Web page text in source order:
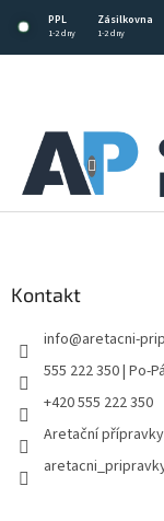
obsah
PPL Zásilkovna
1-2 dny 1-2 dny
CZK
Kontakt
info@aretacni-
555 222 350 | Po-
+420 555 222 350
Aretační přípravky